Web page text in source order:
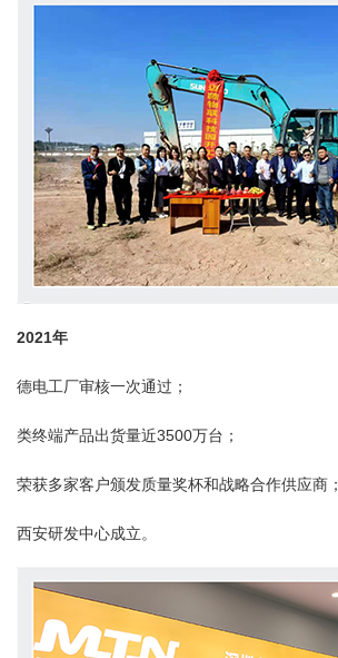
2021年
德电工厂审核一次通过；
类终端产品出货量近3500万台；
荣获多家客户颁发质量奖杯和战略合作供应商；
西安研发中心成立。